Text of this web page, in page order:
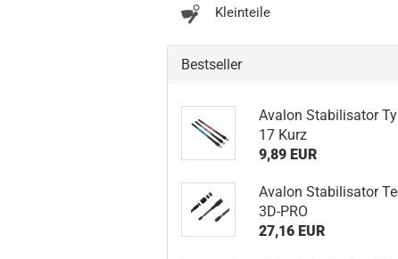
Kleinteile
Bestseller
Avalon Stabilisator
17 Kurz
9,89 EUR
Avalon Stabilisator
3D-PRO
27,16 EUR